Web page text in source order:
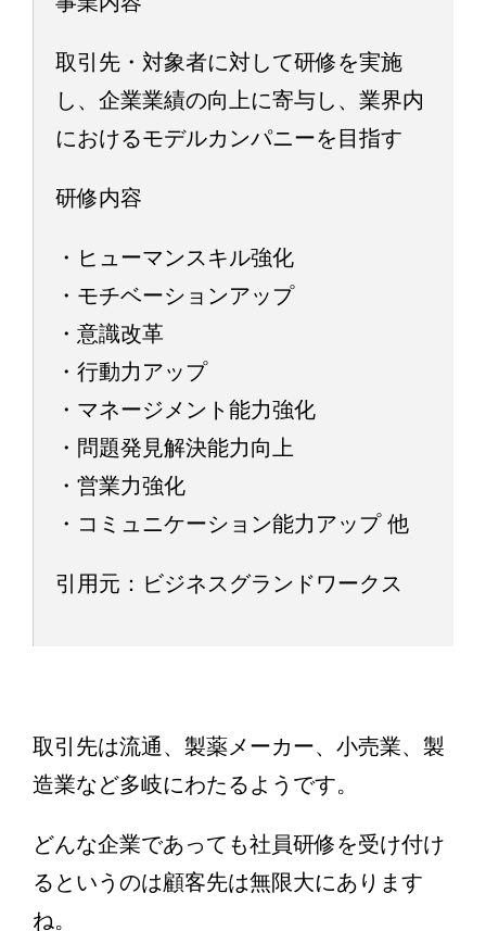
取引先・対象者に対して研修を実施
し、企業業績の向上に寄与し、業界内
におけるモデルカンパニーを目指す
研修内容
・ヒューマンスキル強化
・モチベーションアップ
・意識改革
・行動力アップ
・マネージメント能力強化
・問題発見解決能力向上
・営業力強化
・コミュニケーション能力アップ 他
引用元：ビジネスグランドワークス
取引先は流通、製薬メーカー、小売業、製
造業など多岐にわたるようです。
どんな企業であっても社員研修を受け付け
るというのは顧客先は無限大にあります
ね。